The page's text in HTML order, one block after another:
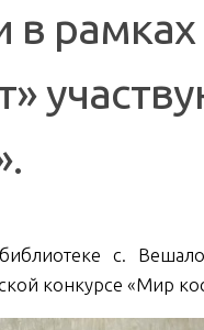
в
с.
конкурсе «Мир